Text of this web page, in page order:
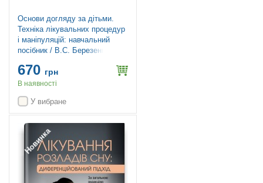
Основи догляду за дітьми.
Техніка лікувальних процедур
і маніпуляцій: навчальний
посібник / В.С. Березенко,
ін. — 3-є видання
670 грн
В наявності
У вибране
Новинка